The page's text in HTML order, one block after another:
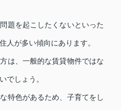
題を起こしたくないといった
人が多い傾向にあります。
は、一般的な賃貸物件ではな
でしょう。
特色があるため、子育てをし